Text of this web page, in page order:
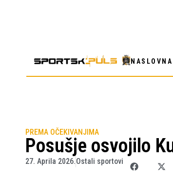
NASLOVNA
PREMA OČEKIVANJIMA
Posušje osvojilo
27. Aprila 2026.Ostali sportovi